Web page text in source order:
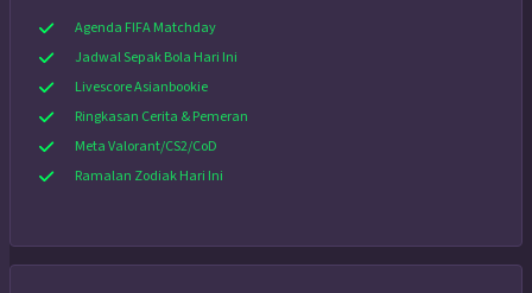
Agenda FIFA Matchday
Jadwal Sepak Bola Hari Ini
Livescore Asianbookie
Ringkasan Cerita & Pemeran
Meta Valorant/CS2/CoD
Ramalan Zodiak Hari Ini